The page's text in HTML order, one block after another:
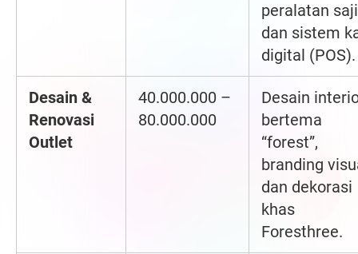
peralatan
dan sistem
digital (POS).
Desain &
Renovasi
Outlet
40.000.000 –
80.000.000
Desain
bertema
“forest”,
branding
dan dekorasi
khas
Foresthree.